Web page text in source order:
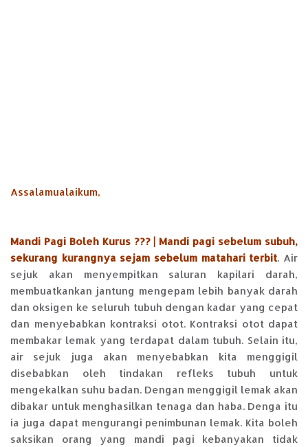
Assalamualaikum,
Mandi Pagi Boleh Kurus ??? | Mandi pagi sebelum subuh,
sekurang kurangnya sejam sebelum matahari terbit. Air
sejuk akan menyempitkan saluran kapilari darah,
membuatkankan jantung mengepam lebih banyak darah
dan oksigen ke seluruh tubuh dengan kadar yang cepat
dan menyebabkan kontraksi otot. Kontraksi otot dapat
membakar lemak yang terdapat dalam tubuh. Selain itu,
air sejuk juga akan menyebabkan kita menggigil
disebabkan oleh tindakan refleks tubuh untuk
mengekalkan suhu badan. Dengan menggigil lemak akan
dibakar untuk menghasilkan tenaga dan haba. Denga itu
ia juga dapat mengurangi penimbunan lemak. Kita boleh
saksikan orang yang mandi pagi kebanyakan tidak